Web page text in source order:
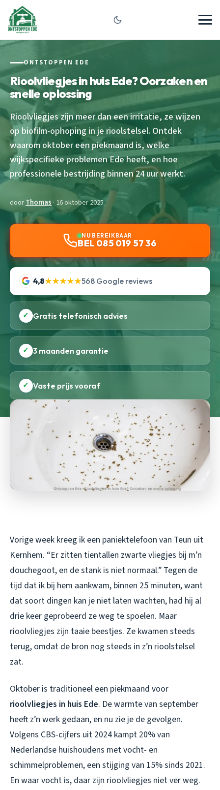
ONTSTOPPEN EDE
Rioolvliegjes in huis Ede? Oorzaken en
snelle oplossing
Rioolvliegjes zijn meer dan een irritatie, ze wijzen
op biofilm-ophoping in je rioolstelsel. Ontdek
waarom oktober een piekmaand is, welke
wijkspecifieke problemen Ede heeft, en hoe
professionele bestrijding binnen 24 uur werkt.
doorThomas· 16 oktober 2025
NU BEREIKBAAR
BEL 085 019 57 36
4,8★★★★★568 Google reviews
✓ Gratis telefonisch advies
✓ 3 maanden garantie
✓ Vaste prijs vooraf
Vorige week kreeg ik een paniektelefoon van Teun uit
Kernhem. “Er zitten tientallen zwarte vliegjes bij m’n
douchegoot, en de stank is niet normaal.” Tegen de
tijd dat ik bij hem aankwam, binnen 25 minuten, want
dat soort dingen kan je niet laten wachten, had hij al
drie keer geprobeerd ze weg te spoelen. Maar
rioolvliegjes zijn taaie beestjes. Ze kwamen steeds
terug, omdat de bron nog steeds in z’n rioolstelsel
zat.
Oktober is traditioneel een piekmaand voor
rioolvliegjes in huis Ede. De warmte van september
heeft z’n werk gedaan, en nu zie je de gevolgen.
Volgens CBS-cijfers uit 2024 kampt 20% van
Nederlandse huishoudens met vocht- en
schimmelproblemen, een stijging van 15% sinds 2021.
En waar vocht is, daar zijn rioolvliegjes niet ver weg.